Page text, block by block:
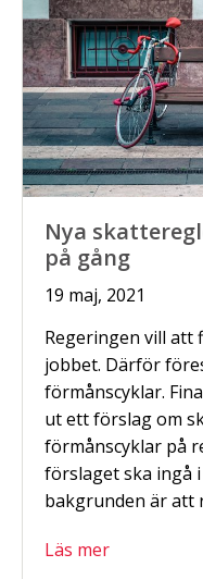
Nya
på gång
19 maj, 2021
Regeringen vill att
jobbet. Därför
förmånscyklar.
ut ett förslag om
förmånscyklar på
förslaget ska ingå
bakgrunden är att
Läs mer